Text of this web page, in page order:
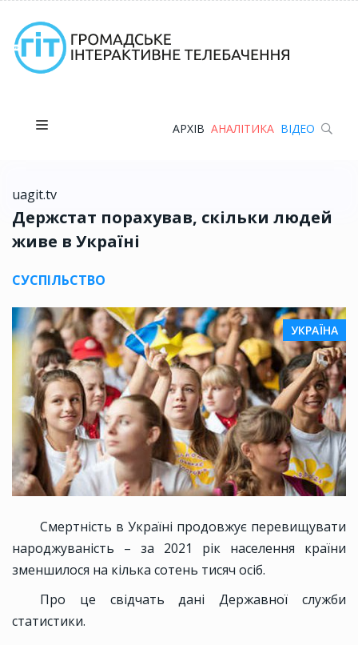
АРХІВ АНАЛІТИКА ВІДЕО
uagit.tv
Держстат порахував, скільки людей
живе в Україні
СУСПІЛЬСТВО
УКРАЇНА
Смертність в Україні продовжує перевищувати
народжуваність – за 2021 рік населення країни
зменшилося на кілька сотень тисяч осіб.
Про це свідчать дані Державної служби
статистики.